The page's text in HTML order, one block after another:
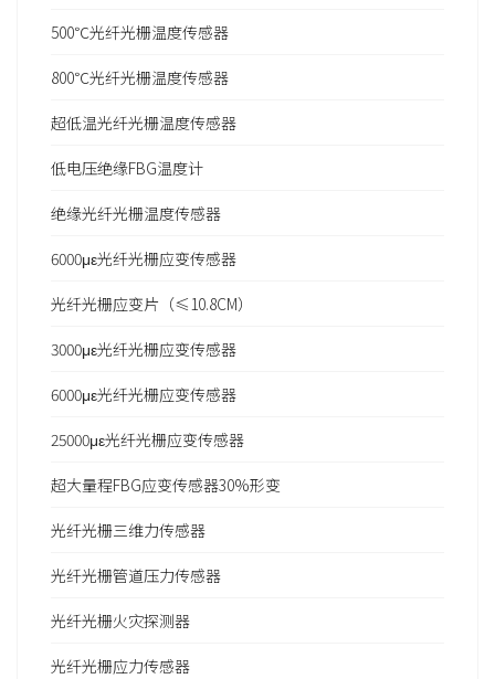
500℃光纤光栅温度传感器
800℃光纤光栅温度传感器
超低温光纤光栅温度传感器
低电压绝缘FBG温度计
绝缘光纤光栅温度传感器
6000με光纤光栅应变传感器
光纤光栅应变片（≤10.8CM）
3000με光纤光栅应变传感器
6000με光纤光栅应变传感器
25000με光纤光栅应变传感器
超大量程FBG应变传感器30%形变
光纤光栅三维力传感器
光纤光栅管道压力传感器
光纤光栅火灾探测器
光纤光栅应力传感器